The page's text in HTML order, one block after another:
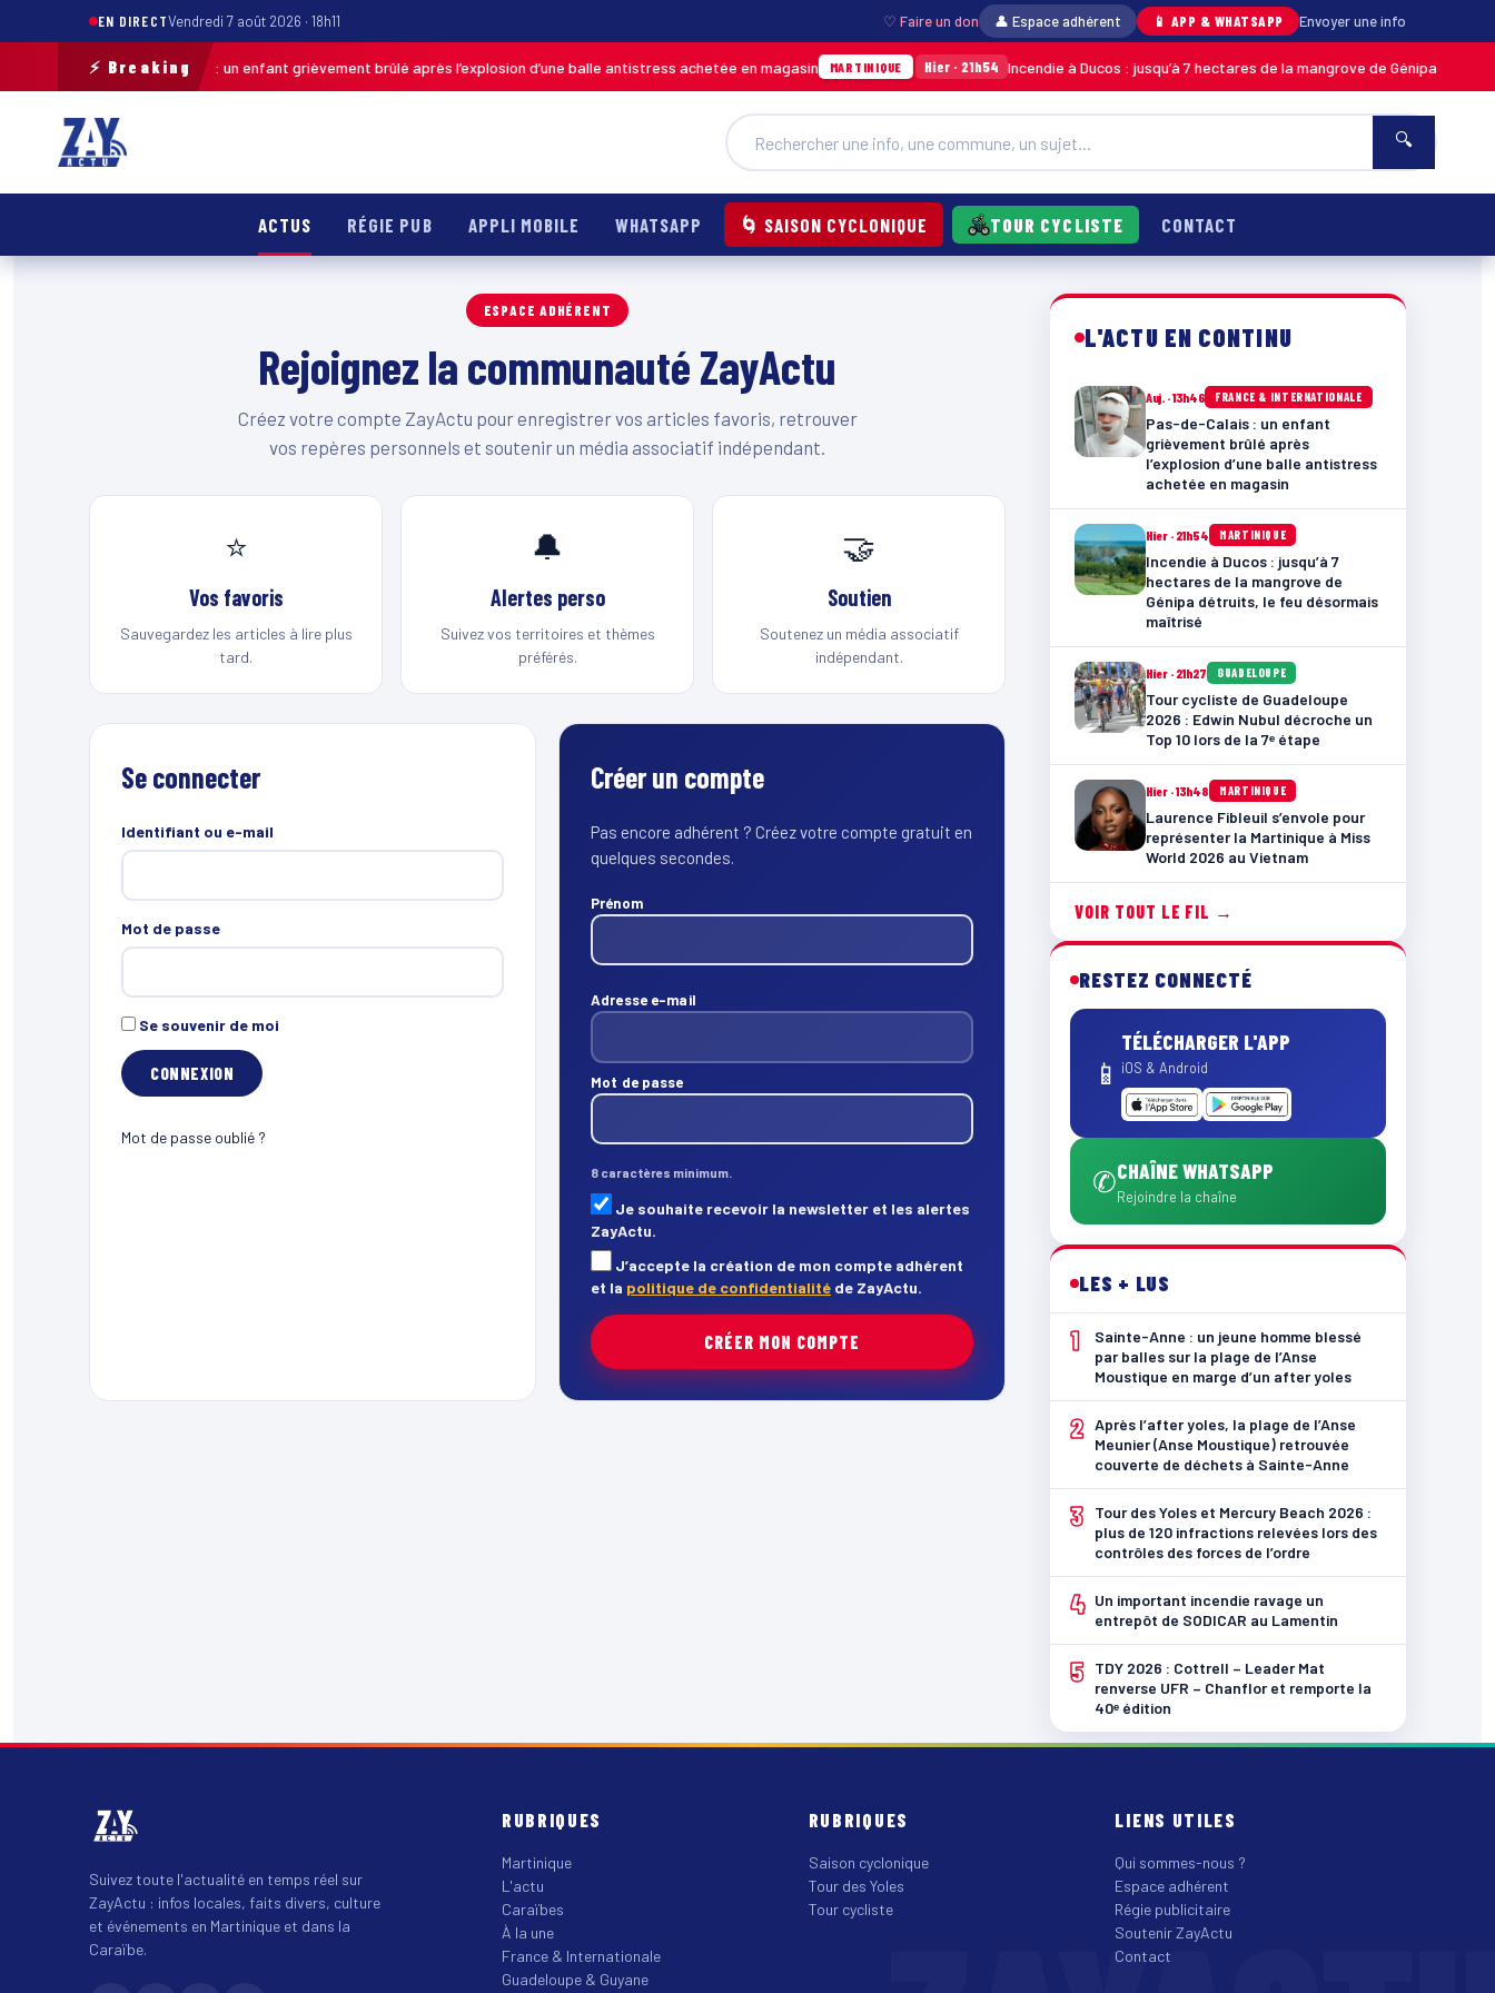
EN DIRECTVendredi 7 août 2026 · 18h11 ♡ Faire un don 👤 Espace adhérent 📱 APP & WHATSAPP Envoyer une info
⚡ Breaking
Pas-de-Calais : un enfant grièvement brûlé après l’explosion d’une balle antistress achetée en magasin MARTINIQUE Hier · 21h54 Incendie à Ducos : jusqu’à 7 hectares de la mangrove de Génipa détruits,
🔍
ACTUS RÉGIE PUB APPLI MOBILE WHATSAPP 🌀 SAISON CYCLONIQUE TOUR CYCLISTE CONTACT
ESPACE ADHÉRENT
Rejoignez la communauté ZayActu
Créez votre compte ZayActu pour enregistrer vos articles favoris, retrouver
vos repères personnels et soutenir un média associatif indépendant.
⭐
Vos favoris
Sauvegardez les articles à lire plus
tard.
🔔
Alertes perso
Suivez vos territoires et thèmes
préférés.
🤝
Soutien
Soutenez un média associatif
indépendant.
Se connecter
Identifiant ou e-mail
Mot de passe
Se souvenir de moi
Mot de passe oublié ?
Créer un compte
Pas encore adhérent ? Créez votre compte gratuit en
quelques secondes.
Prénom
Adresse e-mail
Mot de passe
8 caractères minimum.
Je souhaite recevoir la newsletter et les alertes
ZayActu.
J’accepte la création de mon compte adhérent
et la politique de confidentialité de ZayActu.
CRÉER MON COMPTE
L'ACTU EN CONTINU
Auj. · 13h46 FRANCE & INTERNATIONALE
Pas-de-Calais : un enfant
grièvement brûlé après
l’explosion d’une balle antistress
achetée en magasin
Hier · 21h54 MARTINIQUE
Incendie à Ducos : jusqu’à 7
hectares de la mangrove de
Génipa détruits, le feu désormais
maîtrisé
Hier · 21h27 GUADELOUPE
Tour cycliste de Guadeloupe
2026 : Edwin Nubul décroche un
Top 10 lors de la 7ᵉ étape
Hier · 13h48 MARTINIQUE
Laurence Fibleuil s’envole pour
représenter la Martinique à Miss
World 2026 au Vietnam
VOIR TOUT LE FIL →
RESTEZ CONNECTÉ
📱
TÉLÉCHARGER L'APP
iOS & Android
✆CHAÎNE WHATSAPP
Rejoindre la chaîne
LES + LUS
1
Sainte-Anne : un jeune homme blessé
par balles sur la plage de l’Anse
Moustique en marge d’un after yoles
2 Après l’after yoles, la plage de l’Anse
Meunier (Anse Moustique) retrouvée
couverte de déchets à Sainte-Anne
3
Tour des Yoles et Mercury Beach 2026 :
plus de 120 infractions relevées lors des
contrôles des forces de l’ordre
4 Un important incendie ravage un
entrepôt de SODICAR au Lamentin
5
TDY 2026 : Cottrell – Leader Mat
renverse UFR – Chanflor et remporte la
40ᵉ édition
Suivez toute l'actualité en temps réel sur
ZayActu : infos locales, faits divers, culture
et événements en Martinique et dans la
Caraïbe.
RUBRIQUES
Martinique
L'actu
Caraïbes
À la une
France & Internationale
Guadeloupe & Guyane
RUBRIQUES
Saison cyclonique
Tour des Yoles
Tour cycliste
LIENS UTILES
Qui sommes-nous ?
Espace adhérent
Régie publicitaire
Soutenir ZayActu
Contact